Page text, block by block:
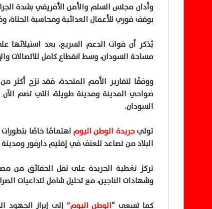
وأدان مجلس السلم والأمن الأفريقي بشدة
بوقف فوري للأعمال العدائية ومحاسبة الجناة،
يُذكر أن قوات الدعم السريع، بعد
مساحة السودان، وسط انقطاع كامل للاتصالات
السودان.
توليجريدة الوطن اليوماهتمامًا خاصًا
البلاد من تصاعد للعنف في إقليم دارفور
تركز تغطية الجريدة على نقل الحقائق من
وشهادات الناجين، مع تحليل شامل لتداعيات
كما تسعى “الوطن اليوم” إلى إبراز الجهود